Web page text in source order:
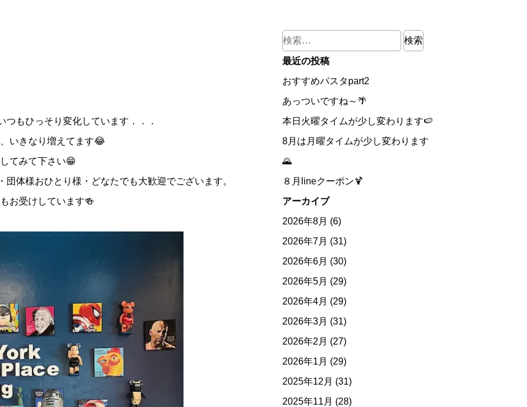
もひっそり変化しています．．．
いきなり増えてます😂
てみて下さい😁
体様おひとり様・どなたでも大歓迎でございます。
お受けしています🍻
検
索:
最近の投稿
おすすめパスタpart2
あっついですね～🌴
本日火曜タイムが少し変わります🍉
8月は月曜タイムが少し変わります
🌄
８月lineクーポン🍹
アーカイブ
2026年8月 (6)
2026年7月 (31)
2026年6月 (30)
2026年5月 (29)
2026年4月 (29)
2026年3月 (31)
2026年2月 (27)
2026年1月 (29)
2025年12月 (31)
2025年11月 (28)